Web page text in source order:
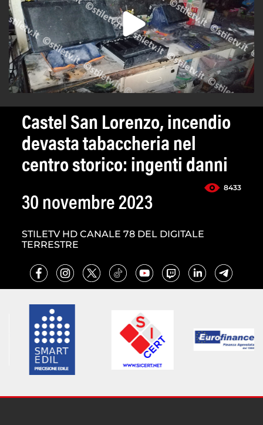
Castel San Lorenzo, incendio
devasta tabaccheria nel
centro storico: ingenti danni
8433
30 novembre 2023
STILETV HD CANALE 78 DEL DIGITALE
TERRESTRE